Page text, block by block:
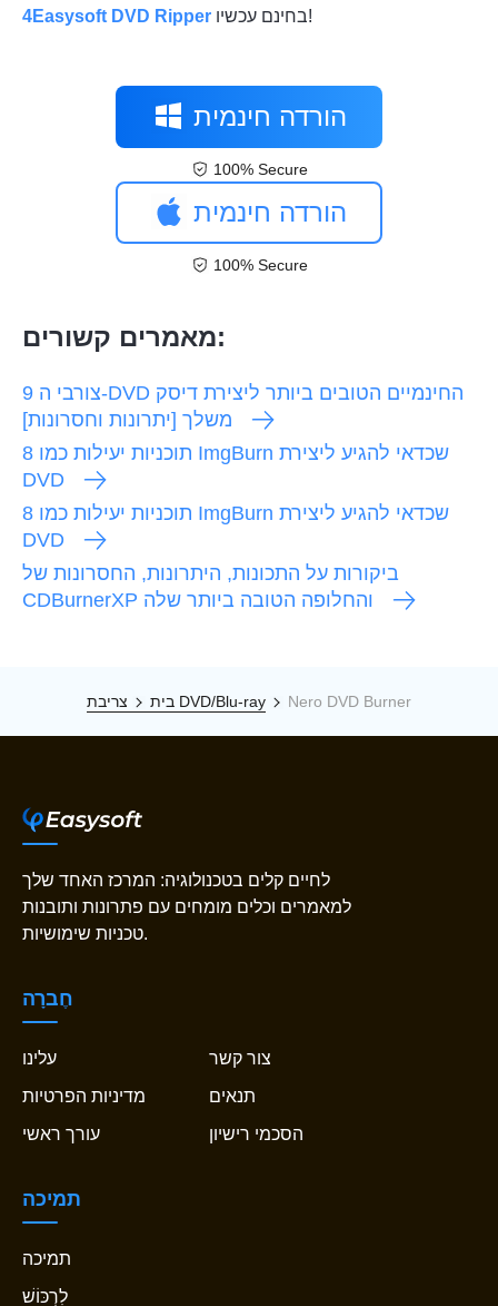
4Easysoft DVD Ripper
בחינם עכשיו!
הורדה חינמית
100% Secure
הורדה חינמית
100% Secure
מאמרים קשורים:
9 צורבי ה-DVD החינמיים הטובים ביותר ליצירת דיסק
משלך [יתרונות וחסרונות]
8 תוכניות יעילות כמו ImgBurn שכדאי להגיע ליצירת
DVD
8 תוכניות יעילות כמו ImgBurn שכדאי להגיע ליצירת
DVD
ביקורות על התכונות, היתרונות, החסרונות של
CDBurnerXP והחלופה הטובה ביותר שלה
בית צריבת DVD/Blu-ray Nero DVD Burner
לחיים קלים בטכנולוגיה: המרכז האחד שלך
למאמרים וכלים מומחים עם פתרונות ותובנות
טכניות שימושיות.
חֶברָה
עלינו
צור קשר
מדיניות הפרטיות
תנאים
עורך ראשי
הסכמי רישיון
תמיכה
תמיכה
לִרְכּוֹשׁ